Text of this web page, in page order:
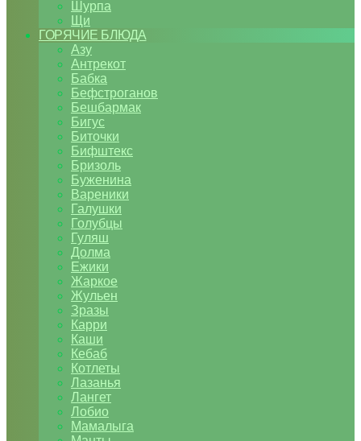
Шурпа
Щи
ГОРЯЧИЕ БЛЮДА
Азу
Антрекот
Бабка
Бефстроганов
Бешбармак
Бигус
Биточки
Бифштекс
Бризоль
Буженина
Вареники
Галушки
Голубцы
Гуляш
Долма
Ежики
Жаркое
Жульен
Зразы
Карри
Каши
Кебаб
Котлеты
Лазанья
Лангет
Лобио
Мамалыга